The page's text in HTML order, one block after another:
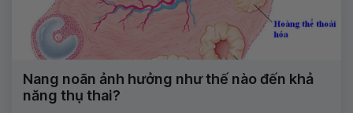
Nang noãn ảnh hưởng như thế nào đến khả
năng thụ thai?